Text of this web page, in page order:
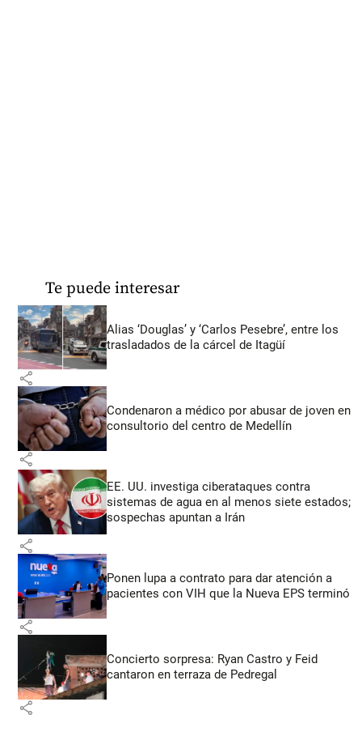
Te puede interesar
Alias ‘Douglas’ y ‘Carlos Pesebre’, entre los
trasladados de la cárcel de Itagüí
share
Condenaron a médico por abusar de joven en
consultorio del centro de Medellín
share
EE. UU. investiga ciberataques contra
sistemas de agua en al menos siete estados;
sospechas apuntan a Irán
share
Ponen lupa a contrato para dar atención a
pacientes con VIH que la Nueva EPS terminó
share
Concierto sorpresa: Ryan Castro y Feid
cantaron en terraza de Pedregal
share